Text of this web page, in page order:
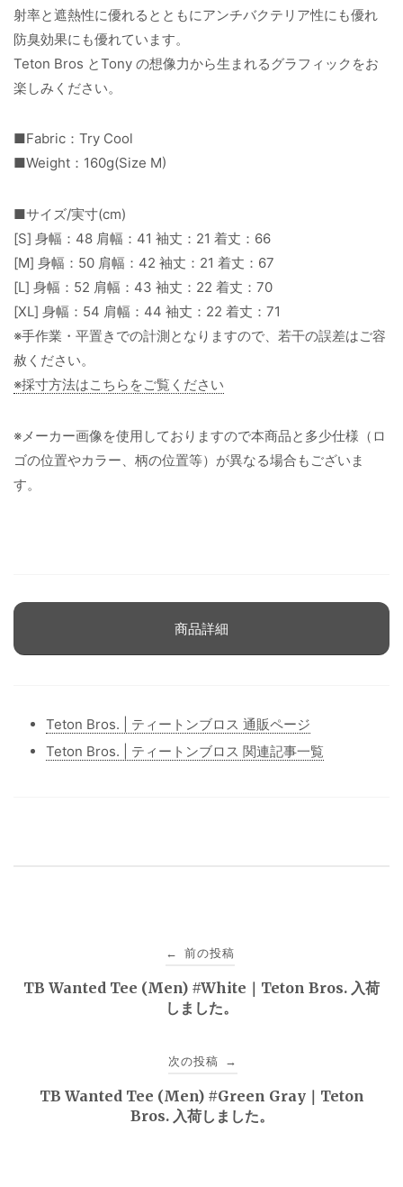
射率と遮熱性に優れるとともにアンチバクテリア性にも優れ
防臭効果にも優れています。
Teton Bros とTony の想像力から生まれるグラフィックをお
楽しみください。
■Fabric：Try Cool
■Weight：160g(Size M)
■サイズ/実寸(cm)
[S] 身幅：48 肩幅：41 袖丈：21 着丈：66
[M] 身幅：50 肩幅：42 袖丈：21 着丈：67
[L] 身幅：52 肩幅：43 袖丈：22 着丈：70
[XL] 身幅：54 肩幅：44 袖丈：22 着丈：71
※手作業・平置きでの計測となりますので、若干の誤差はご容
赦ください。
※採寸方法はこちらをご覧ください
※メーカー画像を使用しておりますので本商品と多少仕様（ロ
ゴの位置やカラー、柄の位置等）が異なる場合もございま
す。
商品詳細
Teton Bros. | ティートンブロス 通販ページ
Teton Bros. | ティートンブロス 関連記事一覧
稿
← 前の投稿
TB Wanted Tee (Men) #White｜Teton Bros. 入荷
しました。
次の投稿 →
TB Wanted Tee (Men) #Green Gray｜Teton
Bros. 入荷しました。